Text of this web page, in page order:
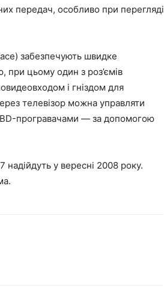
передач, особливо при перегляді
забезпечують швидке
цьому один з роз’ємів
і гніздом для
телевізор можна управляти
програвачами — за допомогою
надійдуть у вересні 2008 року.